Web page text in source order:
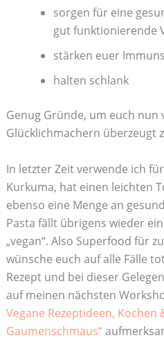
sorgen für eine
gut funktionierende
stärken euer
halten schlank
Genug Gründe, um euch nun
Glücklichmachern überzeugt
In letzter Zeit verwende ich
Kurkuma, hat einen leichten
ebenso eine Menge an
Pasta fällt übrigens wieder
„vegan“. Also Superfood für
wünsche euch auf alle Fälle
Rezept und bei dieser
auf meinen nächsten
Vegane Rezeptideen, Kochen
Gaumenschmaus“